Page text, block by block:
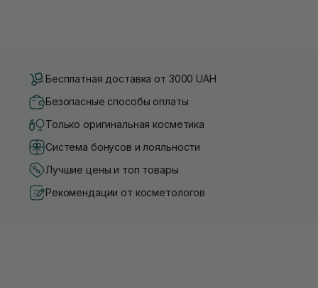
Бесплатная доставка от 3000 UAH
Безопасные способы оплаты
Только оригинальная косметика
Система бонусов и лояльности
Лучшие цены и топ товары
Рекомендации от косметологов